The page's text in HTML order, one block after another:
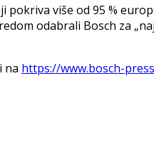
pokriva više od 95 %
odabrali Bosch za
na https://www.bosch-